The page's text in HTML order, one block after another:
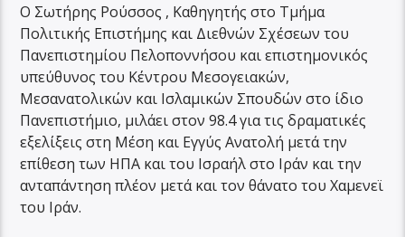
Ο Σωτήρης Ρούσσος , Καθηγητής στο Τμήμα
Πολιτικής Επιστήμης και Διεθνών Σχέσεων του
Πανεπιστημίου Πελοποννήσου και επιστημονικός
υπεύθυνος του Κέντρου Μεσογειακών,
Μεσανατολικών και Ισλαμικών Σπουδών στο ίδιο
Πανεπιστήμιο, μιλάει στον 98.4 για τις δραματικές
εξελίξεις στη Μέση και Εγγύς Ανατολή μετά την
επίθεση των ΗΠΑ και του Ισραήλ στο Ιράν και την
ανταπάντηση πλέον μετά και τον θάνατο του Χαμενεϊ
του Ιράν.